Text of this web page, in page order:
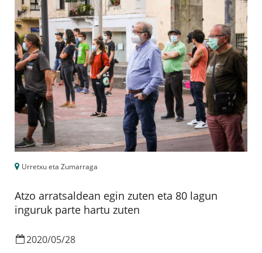
Urretxu eta Zumarraga
Atzo arratsaldean egin zuten eta 80 lagun
inguruk parte hartu zuten
2020/05/28